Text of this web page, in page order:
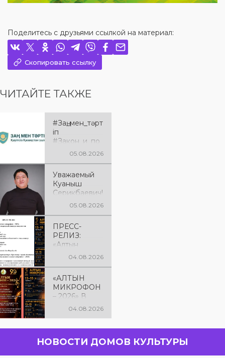
Поделитесь с друзьями ссылкой на материал:
Скопировать ссылку
ЧИТАЙТЕ ТАКЖЕ
#Заң_мен_тәрт
іп
#Закон_и_по
рядок05.08.2026
Уважаемый
Куаныш
Серикбаевич!
От всей
Вас с днём
рождения!
05.08.2026
ПРЕСС-
РЕЛИЗ:
«Алтын
микрофон –
ный конкурс
вокалистов
04.08.2026
«АЛТЫН
МИКРОФОН
– 2026» В
КОСТАНАЕ! С
Костанае
04.08.2026
НОВОСТИ ДОМОВ КУЛЬТУРЫ